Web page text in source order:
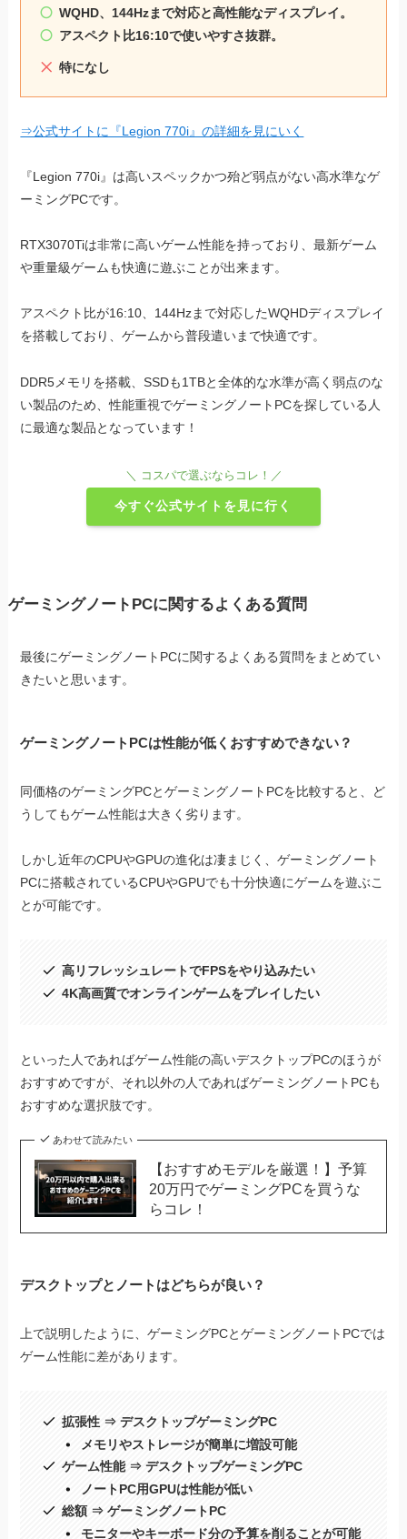
WQHD、144Hzまで対応と高性能なディスプレイ。
アスペクト比16:10で使いやすさ抜群。
特になし
⇒公式サイトに『Legion 770i』の詳細を見にいく
『Legion 770i』は高いスペックかつ殆ど弱点がない高水準なゲ
ーミングPCです。
RTX3070Tiは非常に高いゲーム性能を持っており、最新ゲーム
や重量級ゲームも快適に遊ぶことが出来ます。
アスペクト比が16:10、144Hzまで対応したWQHDディスプレイ
を搭載しており、ゲームから普段遣いまで快適です。
DDR5メモリを搭載、SSDも1TBと全体的な水準が高く弱点のな
い製品のため、性能重視でゲーミングノートPCを探している人
に最適な製品となっています！
＼ コスパで選ぶならコレ！／
今すぐ公式サイトを見に行く
ゲーミングノートPCに関するよくある質問
最後にゲーミングノートPCに関するよくある質問をまとめてい
きたいと思います。
ゲーミングノートPCは性能が低くおすすめできない？
同価格のゲーミングPCとゲーミングノートPCを比較すると、ど
うしてもゲーム性能は大きく劣ります。
しかし近年のCPUやGPUの進化は凄まじく、ゲーミングノート
PCに搭載されているCPUやGPUでも十分快適にゲームを遊ぶこ
とが可能です。
高リフレッシュレートでFPSをやり込みたい
4K高画質でオンラインゲームをプレイしたい
といった人であればゲーム性能の高いデスクトップPCのほうが
おすすめですが、それ以外の人であればゲーミングノートPCも
おすすめな選択肢です。
あわせて読みたい
【おすすめモデルを厳選！】予算
20万円でゲーミングPCを買うな
らコレ！
デスクトップとノートはどちらが良い？
上で説明したように、ゲーミングPCとゲーミングノートPCでは
ゲーム性能に差があります。
拡張性 ⇒ デスクトップゲーミングPC
メモリやストレージが簡単に増設可能
ゲーム性能 ⇒ デスクトップゲーミングPC
ノートPC用GPUは性能が低い
総額 ⇒ ゲーミングノートPC
モニターやキーボード分の予算を削ることが可能